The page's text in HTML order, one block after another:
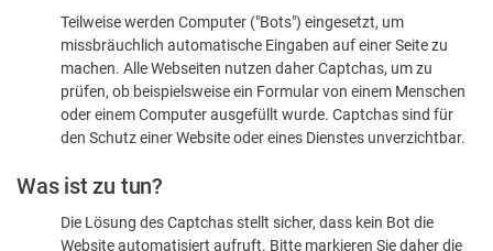
dass
sind
Teilweise werden Computer ("Bots") eingesetzt, um
missbräuchlich automatische Eingaben auf einer Seite zu
machen. Alle Webseiten nutzen daher Captchas, um zu
prüfen, ob beispielsweise ein Formular von einem Menschen
oder einem Computer ausgefüllt wurde. Captchas sind für
den Schutz einer Website oder eines Dienstes unverzichtbar.
Was ist zu tun?
Die Lösung des Captchas stellt sicher, dass kein Bot die
Website automatisiert aufruft. Bitte markieren Sie daher die